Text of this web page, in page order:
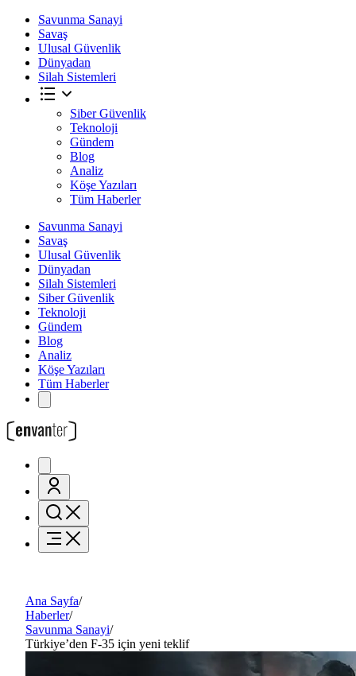
Savunma Sanayi
Savaş
Ulusal Güvenlik
Dünyadan
Silah Sistemleri
Siber Güvenlik
Teknoloji
Gündem
Blog
Analiz
Köşe Yazıları
Tüm Haberler
Savunma Sanayi
Savaş
Ulusal Güvenlik
Dünyadan
Silah Sistemleri
Siber Güvenlik
Teknoloji
Gündem
Blog
Analiz
Köşe Yazıları
Tüm Haberler
Ana Sayfa/
Haberler/
Savunma Sanayi/
Türkiye’den F-35 için yeni teklif